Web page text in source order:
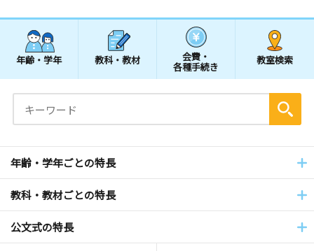
年齢・学年 教科・教材 会費・
各種手続き
教室検索
年齢・学年ごとの特長
教科・教材ごとの特長
公文式の特長